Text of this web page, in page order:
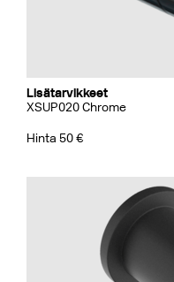
Lisätarvikkeet
XSUP020 Chrome
Hinta 50 €